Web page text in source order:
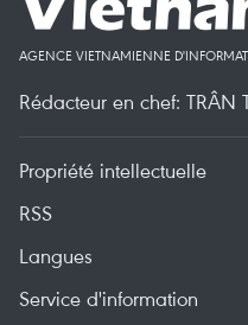
AGENCE VIETNAMIENNE
Rédacteur en chef: TRÂN
Propriété intellectuelle
RSS
Langues
Service d'information